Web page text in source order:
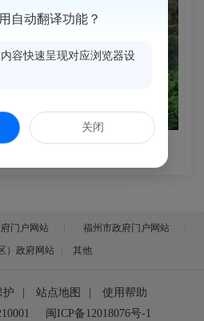
门户网站
福州市政府门户网站
）政府网站
其他
护 站点地图
使用帮助
闽ICP备12018076号-1
自动翻译功能？
容快速呈现对应浏览器设
关闭